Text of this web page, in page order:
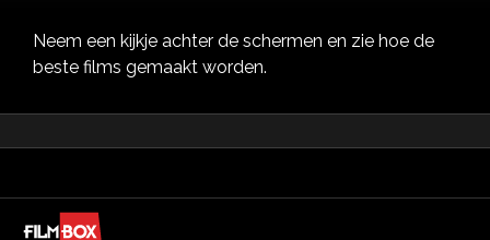
Neem een kijkje achter de schermen en zie hoe de
beste films gemaakt worden.